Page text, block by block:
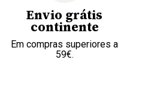
Envio grátis
continente
Em compras superiores a
59€.